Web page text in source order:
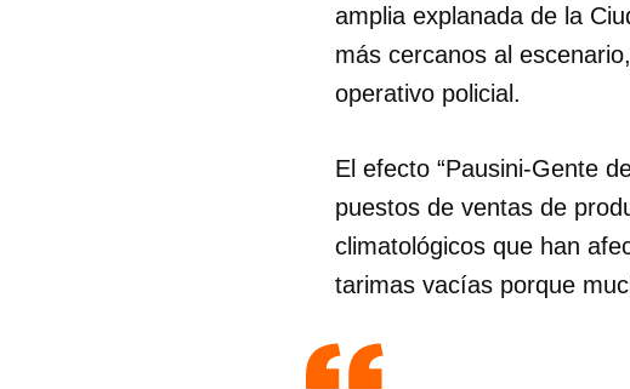
amplia explanada de la
más cercanos al
operativo policial.
El efecto “Pausini-Gente
puestos de ventas de
climatológicos que han
tarimas vacías porque